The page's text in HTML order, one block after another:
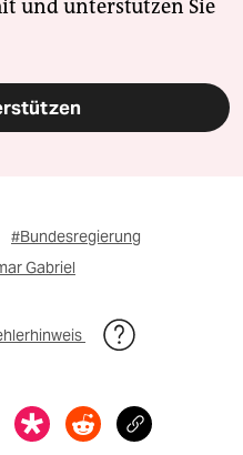
und unterstützen Sie
#Bundesregierung
Gabriel